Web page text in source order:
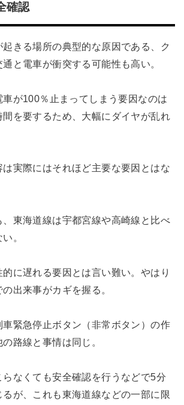
確認
きる場所の典型的な原因である、ク
と電車が衝突する可能性も高い。
が100％止まってしまう要因なのは
を要するため、大幅にダイヤが乱れ
実際にはそれほど主要な要因とはな
、東海道線は宇都宮線や高崎線と比べ
。
に遅れる要因とは言い難い。やはり
出来事がカギを握る。
車緊急停止ボタン（非常ボタン）の作
路線と事情は同じ。
なくても安全確認を行うなどで5分
が、これも東海道線などの一部に限